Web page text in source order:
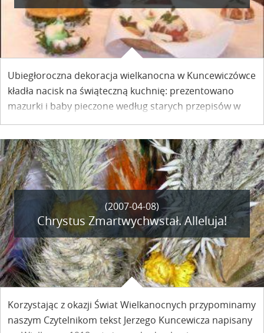
Ubiegłoroczna dekoracja wielkanocna w Kuncewiczówce
kładła nacisk na świąteczną kuchnię: prezentowano
mazurki i baby pieczone według starych przepisów w
historycznych formach. Wielkanocna wystawa AD 2007
prezentuje przede wszystkim staropolskie ozdoby
świątecznego stołu.
(2007-04-08)
Chrystus Zmartwychwstał. Alleluja!
Korzystając z okazji Świat Wielkanocnych przypominamy
naszym Czytelnikom tekst Jerzego Kuncewicza napisany